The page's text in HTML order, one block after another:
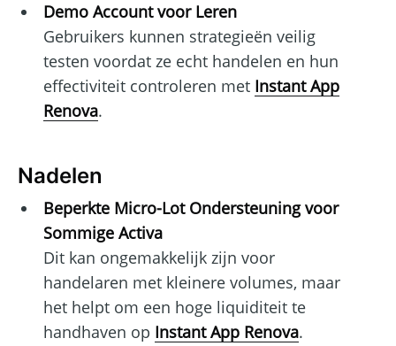
Demo Account voor Leren
Gebruikers kunnen strategieën veilig
testen voordat ze echt handelen en hun
effectiviteit controleren met Instant App
Renova.
Nadelen
Beperkte Micro-Lot Ondersteuning voor
Sommige Activa
Dit kan ongemakkelijk zijn voor
handelaren met kleinere volumes, maar
het helpt om een hoge liquiditeit te
handhaven op Instant App Renova.